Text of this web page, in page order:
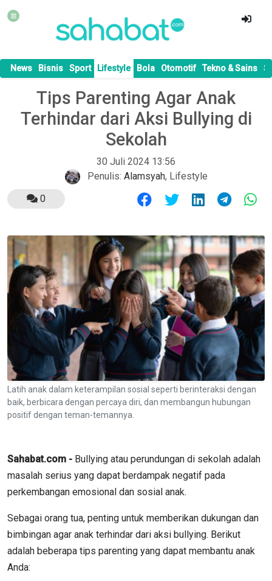
News Bisnis Sport Lifestyle Bola Otomotif Tekno & Sains
Tips Parenting Agar Anak
Terhindar dari Aksi Bullying di
Sekolah
30 Juli 2024 13:56
Penulis: Alamsyah, Lifestyle
0
Latih anak dalam keterampilan sosial seperti berinteraksi dengan
baik, berbicara dengan percaya diri, dan membangun hubungan
positif dengan teman-temannya.
Sahabat.com - Bullying atau perundungan di sekolah adalah
masalah serius yang dapat berdampak negatif pada
perkembangan emosional dan sosial anak.
Sebagai orang tua, penting untuk memberikan dukungan dan
bimbingan agar anak terhindar dari aksi bullying. Berikut
adalah beberapa tips parenting yang dapat membantu anak
Anda: